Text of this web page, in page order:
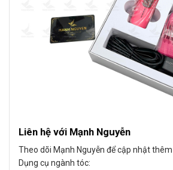
Liên hệ với Mạnh Nguyễn
Theo dõi Mạnh Nguyễn để cập nhật
Dụng cụ ngành tóc: